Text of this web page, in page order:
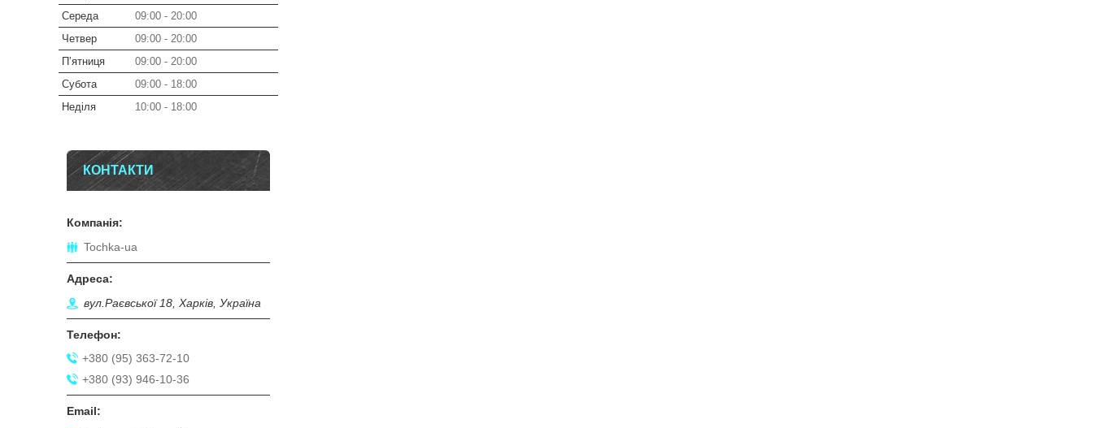
Середа
09:00
20:00
Четвер
09:00
20:00
Пʼятниця
09:00
20:00
Субота
09:00
18:00
Неділя
10:00 18:00
КОНТАКТИ
Tochka-ua
вул.Раєвської 18, Харків, Україна
+380 (95) 363-72-10
+380 (93) 946-10-36